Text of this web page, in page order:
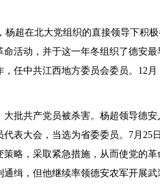
杨超在北大党组织的直接领导下积
命活动，并于这一年冬组织了德
任中共江西地方委员会委员。12
大批共产党员被杀害。杨超领导德
代表大会，当选为省委委员。7月25
略，采取紧急措施，从而使党的
缉，但他继续率领德安农军开展武